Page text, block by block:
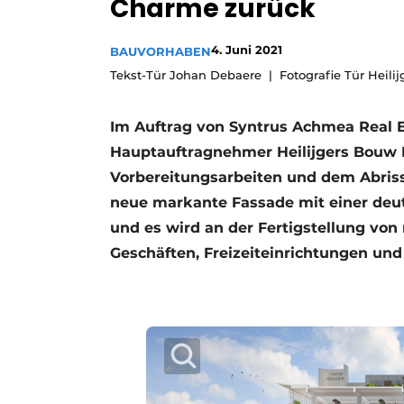
Podcasts
Datenschutz / Cookie-Erklärung
GeschichteMetadaten
Freie Stellen
Videos
Charme zurück
BAUVORHABEN4. Juni 2021
Tekst-Tür Johan Debaere
Fotografie Tür
Im Auftrag von Syntrus Achmea Real
Hauptauftragnehmer Heilijgers Bouw
Vorbereitungsarbeiten und dem
neue markante Fassade mit einer
und es wird an der Fertigstellung
Geschäften, Freizeiteinrichtungen